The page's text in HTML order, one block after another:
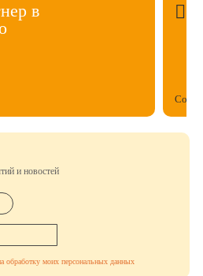
в
и новостей
обработку моих персональных данных